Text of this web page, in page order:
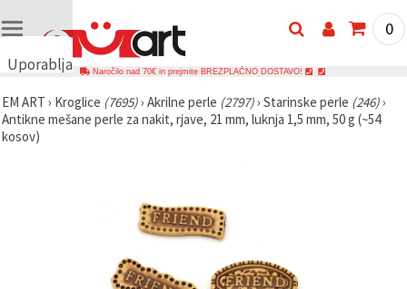
Uporabljamo
🍪
Uporabljamo
piškotke in
0
Naročilo nad 70€ in prejmite BREZPLAČNO DOSTAVO!
EM ART › Kroglice (7695)› Akrilne perle (2797)› Starinske perle (246)›
Antikne mešane perle za nakit, rjave, 21 mm, luknja 1,5 mm, 50 g (~54
kosov)